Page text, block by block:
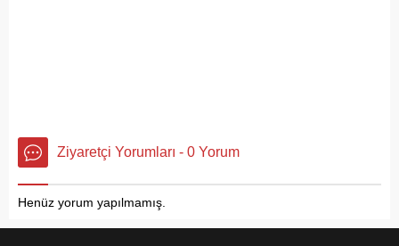
Ziyaretçi Yorumları - 0 Yorum
Henüz yorum yapılmamış.